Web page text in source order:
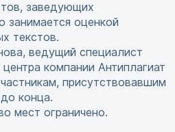
заведующих
занимается оценкой
текстов.
ведущий специалист
компании Антиплагиат
присутствовавшим
конца.
мест ограничено.